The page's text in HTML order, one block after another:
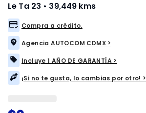
Le Ta 23 • 39,449 kms
Compra a crédito.
Agencia AUTOCOM CDMX >
Incluye 1 AÑO DE GARANTÍA >
¡Si no te gusta, lo cambias por otro! >